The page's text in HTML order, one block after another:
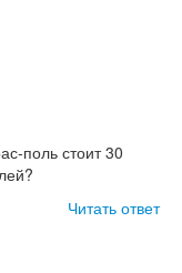
поль стоит 30
Читать ответ